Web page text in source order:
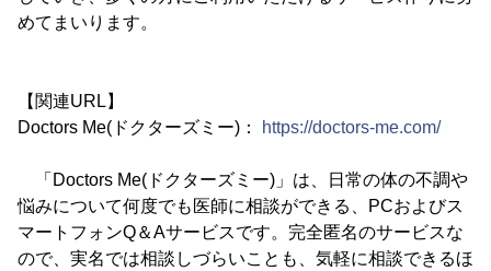
めてまいります。
【関連URL】
Doctors Me(ドクターズミー)：
https://doctors-me.com/
「Doctors Me(ドクターズミー)」は、日常の体の不調や
悩みについて何度でも医師に相談ができる、PCおよびス
マートフォンQ＆Aサービスです。完全匿名のサービスな
ので、実名では相談しづらいことも、気軽に相談できるほ